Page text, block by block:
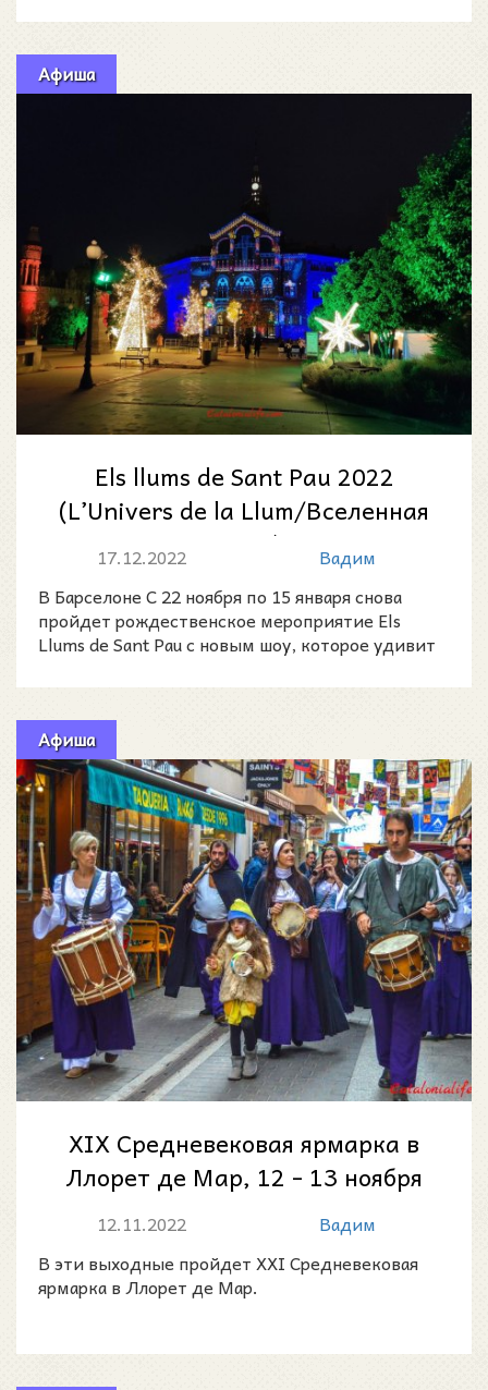
Афиша
Els llums de Sant Pau 2022
(L’Univers de la Llum/Вселенная
света)
17.12.2022
Вадим
В Барселоне С 22 ноября по 15 января снова
пройдет рождественское мероприятие Els
Llums de Sant Pau с новым шоу, которое удивит
Афиша
XIX Средневековая ярмарка в
Ллорет де Мар, 12 - 13 ноября
12.11.2022
Вадим
В эти выходные пройдет XXI Средневековая
ярмарка в Ллорет де Мар.